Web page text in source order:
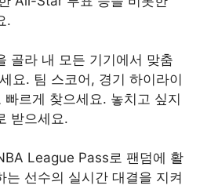
.
골라 내 모든 기기에서 맞춤
요. 팀 스코어, 경기 하이라이
빠르게 찾으세요. 놓치고 싶지
받으세요.
League Pass로 팬덤에 활
는 선수의 실시간 대결을 지켜